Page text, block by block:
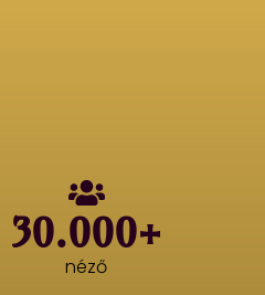
30.000+
néző